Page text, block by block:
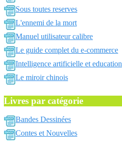
Sous toutes reserves
L'ennemi de la mort
Manuel utilisateur calibre
Le guide complet du e-commerce
Intelligence artificielle et education
Le miroir chinois
Livres par catégorie
Bandes Dessinées
Contes et Nouvelles